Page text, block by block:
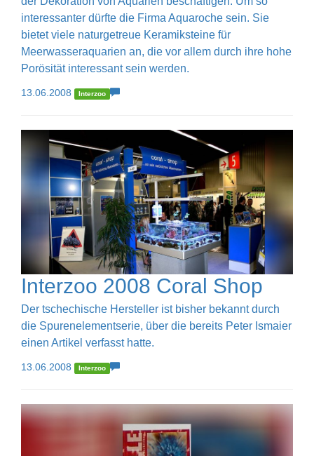
interessanter dürfte die Firma Aquaroche sein. Sie
bietet viele naturgetreue Keramiksteine für
Meerwasseraquarien an, die vor allem durch ihre hohe
Porösität interessant sein werden.
13.06.2008 Interzoo
Interzoo 2008 Coral Shop
Der tschechische Hersteller ist bisher bekannt durch
die Spurenelementserie, über die bereits Peter Ismaier
einen Artikel verfasst hatte.
13.06.2008 Interzoo